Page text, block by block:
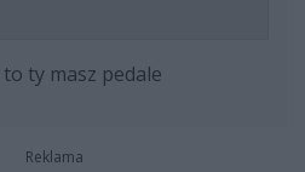
ty masz pedale
Reklama